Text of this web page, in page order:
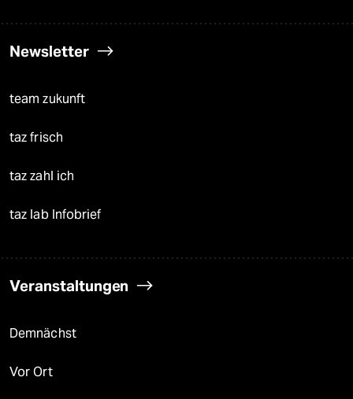
Newsletter
team zukunft
taz frisch
taz zahl ich
taz lab Infobrief
Veranstaltungen
Demnächst
Vor Ort